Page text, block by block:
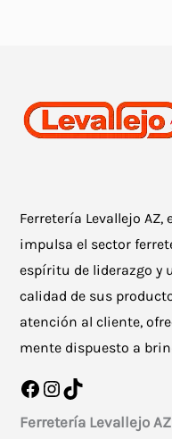
Ferretería Levallejo
impulsa el sector
espíritu de liderazgo y
calidad de sus
atención al cliente,
mente dispuesto a
Facebook
Instagram
TikTok
Ferretería Levallejo AZ